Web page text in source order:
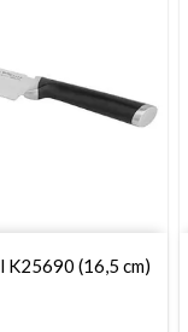
K25690 (16,5 cm)